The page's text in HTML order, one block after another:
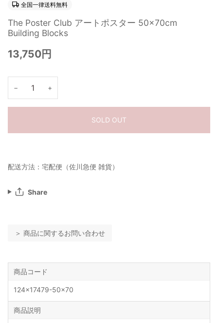
全国一律送料無料
The Poster Club アートポスター 50×70cm
Building Blocks
13,750円
− +
SOLD OUT
配送方法：宅配便（佐川急便 雑貨）
Share
＞ 商品に関するお問い合わせ
商品コード
124x17479-50x70
商品説明